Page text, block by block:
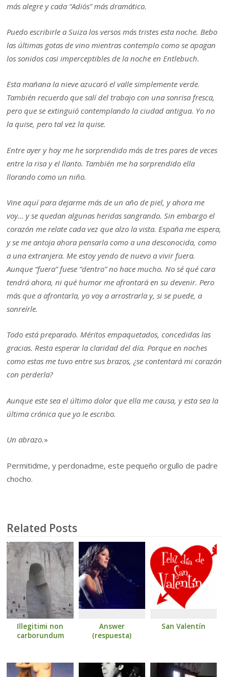
más alegre y cada “Adiós” más dramático.
Puedo escribirle a Suiza los versos más tristes esta noche. Bebo
las últimas gotas de vino mientras contemplo como se apagan
los sonidos casi imperceptibles de la noche en Entlebuch.
Esta mañana la nieve azucaró el valle simplemente verde.
También recuerdo que salí del trabajo con una sonrisa fresca,
pero que se extinguió contemplando la ciudad antigua. Yo no
la quise, pero tal vez la quise.
Entre ayer y hoy me he sorprendido más de tres pares de veces
entre la risa y el llanto. También me ha sorprendido ella
llorando como un niño.
Vine aquí para dejarme más de un año de piel, y ahora me
voy… y se quedan algunas heridas sangrando. Sin embargo el
corazón me relate cada vez que alzo la vista. España me espera,
y se me antoja ahora pensarla como a una desconocida, como
a una extranjera. Me estoy yendo de nuevo a vivir fuera.
Aunque “fuera” fuese “dentro” no hace mucho. No sé qué cara
tendrá ahora, ni qué humor me afrontará en su devenir. Pero
más que a afrontarla, yo voy a arrostrarla y, si se puede, a
sonreírle.
Todo está preparado. Méritos empaquetados, concedidas las
gracias. Resta esperar la claridad del día. Porque en noches
como estas me tuvo entre sus brazos, ¿se contentará mi corazón
con perderla?
Aunque este sea el último dolor que ella me causa, y esta sea la
última crónica que yo le escribo.
Un abrazo.»
Permitidme, y perdonadme, este pequeño orgullo de padre
chocho.
Related Posts
Illegitimi non
carborundum
Answer
(respuesta)
San Valentín